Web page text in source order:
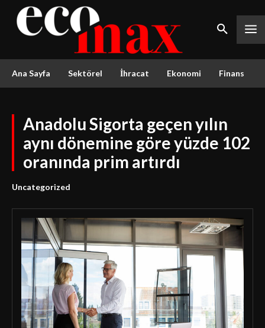
Ana Sayfa Sektörel İhracat Ekonomi Finans
Anadolu Sigorta geçen yılın
aynı dönemine göre yüzde 102
oranında prim artırdı
Uncategorized